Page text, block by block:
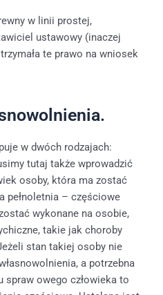
w linii prostej,
ustawowy (inaczej
te prawo na wniosek
w dwóch rodzajach:
tutaj także wprowadzić
osoby, która ma zostać
pełnoletnia – częściowe
wykonane na osobie,
takie jak choroby
stan takiej osoby nie
a potrzebna
spraw owego człowieka to